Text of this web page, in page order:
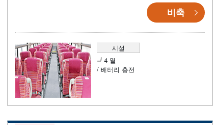
비축
시설
4 열
/ 배터리 충전